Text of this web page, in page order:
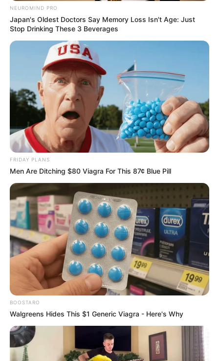
NEUROMIND PRO
Japan's Oldest Doctors Say Memory Loss Isn't Age: Just
Stop Drinking These 3 Beverages
FRIDAY PLANS
Men Are Ditching $80 Viagra For This 87¢ Blue Pill
BOOSTARO
Walgreens Hides This $1 Generic Viagra - Here's Why